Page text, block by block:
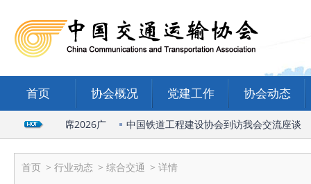
首页 协会概况 党建工作 协会动态
会长受邀出席2026广 中国铁道工程建设协会到访我会交流座谈
首页 > 行业动态 > 综合交通 > 详情